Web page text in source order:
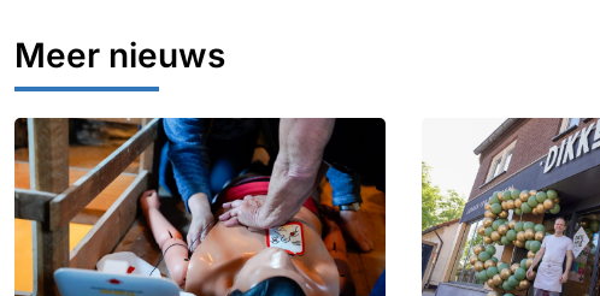
Meer nieuws